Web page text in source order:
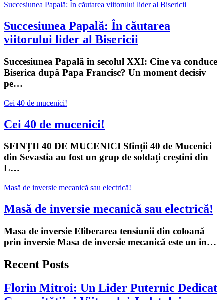
Succesiunea Papală: În căutarea viitorului lider al Bisericii
Succesiunea Papală: În căutarea
viitorului lider al Bisericii
Succesiunea Papală în secolul XXI: Cine va conduce
Biserica după Papa Francisc? Un moment decisiv
pe…
Cei 40 de mucenici!
Cei 40 de mucenici!
SFINȚII 40 DE MUCENICI Sfinții 40 de Mucenici
din Sevastia au fost un grup de soldați creștini din
L…
Masă de inversie mecanică sau electrică!
Masă de inversie mecanică sau electrică!
Masa de inversie Eliberarea tensiunii din coloană
prin inversie Masa de inversie mecanică este un in…
Recent Posts
Florin Mitroi: Un Lider Puternic Dedicat